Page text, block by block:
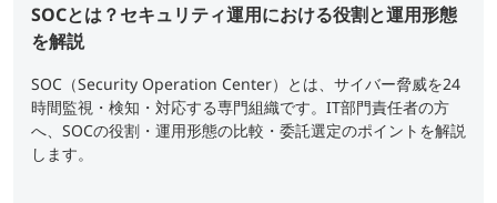
SOCとは？セキュリティ運用における役割と運用形態
を解説
SOC（Security Operation Center）とは、サイバー脅威を24
時間監視・検知・対応する専門組織です。IT部門責任者の方
へ、SOCの役割・運用形態の比較・委託選定のポイントを解説
します。